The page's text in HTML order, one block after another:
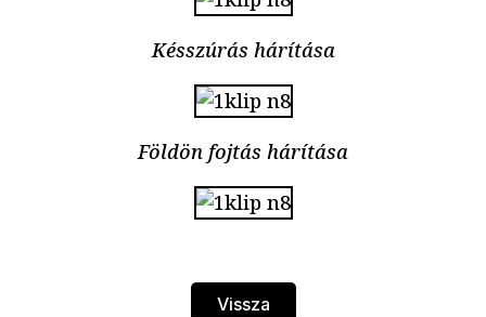
Késszúrás hárítása
Földön fojtás hárítása
Vissza